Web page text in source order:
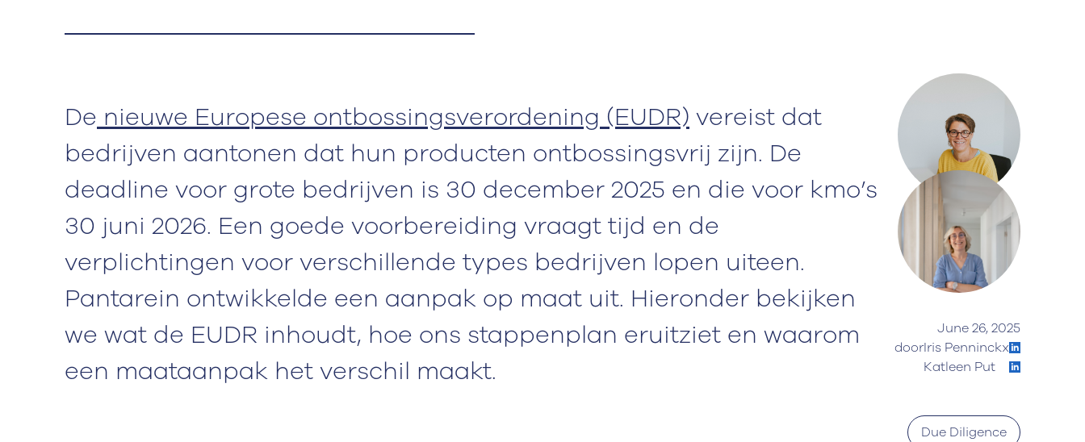
De nieuwe Europese ontbossingsverordening (EUDR) vereist dat
bedrijven aantonen dat hun producten ontbossingsvrij zijn. De
deadline voor grote bedrijven is 30 december 2025 en die voor kmo’s
30 juni 2026. Een goede voorbereiding vraagt tijd en de
verplichtingen voor verschillende types bedrijven lopen uiteen.
Pantarein ontwikkelde een aanpak op maat uit. Hieronder bekijken
we wat de EUDR inhoudt, hoe ons stappenplan eruitziet en waarom
een maataanpak het verschil maakt.
June 26, 2025
doorIris Penninckx
Katleen Put
Due Diligence